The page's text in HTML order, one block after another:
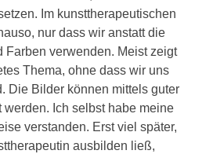
Im kunsttherapeutischen
nur dass wir anstatt die
Farben verwenden. Meist zeigt
Thema, ohne dass wir uns
Die Bilder können mittels guter
werden. Ich selbst habe meine
verstanden. Erst viel später,
ausbilden ließ,